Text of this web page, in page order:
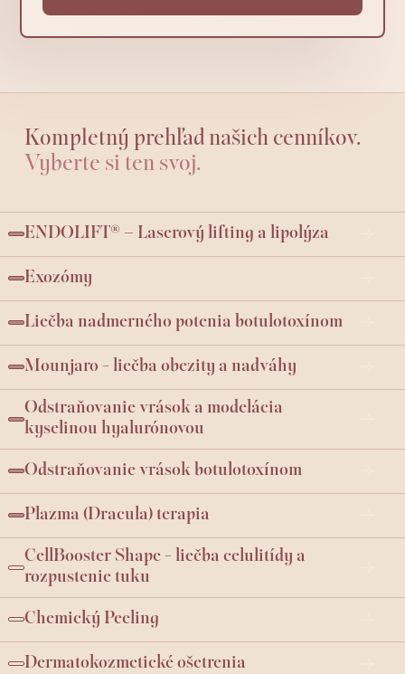
Kompletný prehľad našich cenníkov.
Vyberte si ten svoj.
ENDOLIFT® – Laserový lifting a lipolýza
Exozómy
Liečba nadmerného potenia botulotoxínom
Mounjaro - liečba obezity a nadváhy
Odstraňovanie vrások a modelácia
kyselinou hyalurónovou
Odstraňovanie vrások botulotoxínom
Plazma (Dracula) terapia
CellBooster Shape - liečba celulitídy a
rozpustenie tuku
Chemický Peeling
Dermatokozmetické ošetrenia